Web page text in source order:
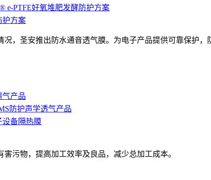
e-PTFE好氧堆肥发酵防护方案
护方案
，圣安推出防水通音透气膜。为电子产品提供可靠保护
气产品
防护声学透气产品
设备隔热膜
污物，提高加工效率及良品，减少总加工成本。